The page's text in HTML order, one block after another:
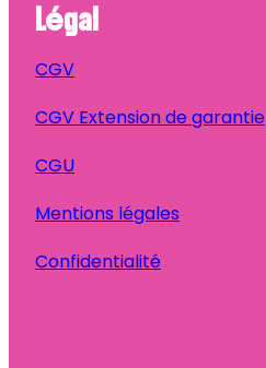
Légal
CGV
CGV Extension de garantie
CGU
Mentions légales
Confidentialité